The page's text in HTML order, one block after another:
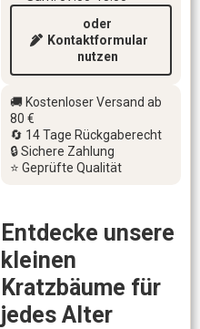
oder
Kontaktformular
nutzen
🚚 Kostenloser Versand ab
80 €
🔄 14 Tage Rückgaberecht
🔒 Sichere Zahlung
⭐ Geprüfte Qualität
Entdecke unsere
kleinen
Kratzbäume für
jedes Alter